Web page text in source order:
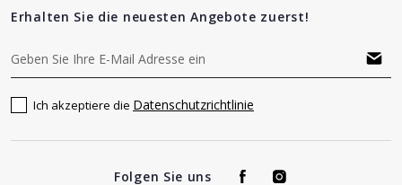
Erhalten Sie die neuesten Angebote zuerst!
Ich akzeptiere die Datenschutzrichtlinie
Folgen Sie uns